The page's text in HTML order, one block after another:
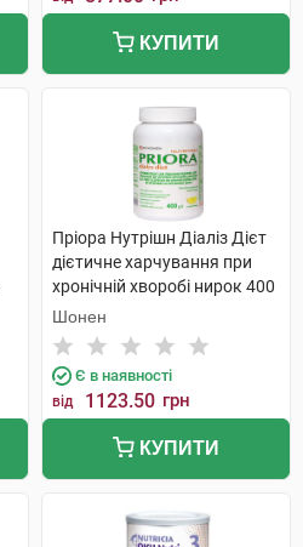
КУПИТИ
Пріора Нутрішн Діаліз Дієт
дієтичне харчування при
хронічній хворобі нирок 400
г 1 банка
Шонен
Є в наявності
від 1123.50 грн
КУПИТИ